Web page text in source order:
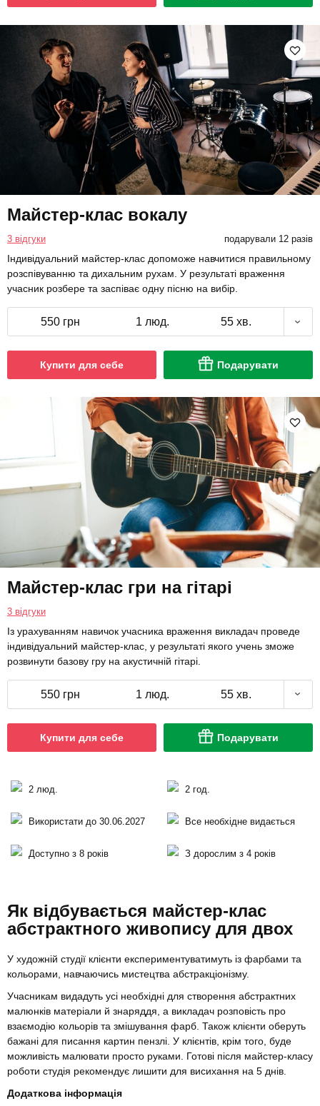
Майстер-клас вокалу
3 відгуки подарували 12 разів
Індивідуальний майстер-клас допоможе навчитися правильному
розспівуванню та дихальним рухам. У результаті враження
учасник розбере та заспіває одну пісню на вибір.
550 грн 1 люд. 55 хв.
Купити для себе Подарувати
Майстер-клас гри на гітарі
3 відгуки
Із урахуванням навичок учасника враження викладач проведе
індивідуальний майстер-клас, у результаті якого учень зможе
розвинути базову гру на акустичній гітарі.
550 грн 1 люд. 55 хв.
Купити для себе Подарувати
2 люд. 2 год.
Використати до 30.06.2027 Все необхідне видається
Доступно з 8 років З дорослим з 4 років
Як відбувається майстер-клас
абстрактного живопису для двох
У художній студії клієнти експериментуватимуть із фарбами та
кольорами, навчаючись мистецтва абстракціонізму.
Учасникам видадуть усі необхідні для створення абстрактних
малюнків матеріали й знаряддя, а викладач розповість про
взаємодію кольорів та змішування фарб. Також клієнти оберуть
бажані для писання картин пензлі. У клієнтів, крім того, буде
можливість малювати просто руками. Готові після майстер-класу
роботи студія рекомендує лишити для висихання на 5 днів.
Додаткова інформація